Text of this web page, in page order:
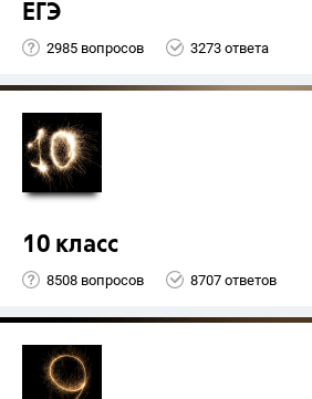
ЕГЭ
2985 вопросов 3273 ответа
10 класс
8508 вопросов 8707 ответов